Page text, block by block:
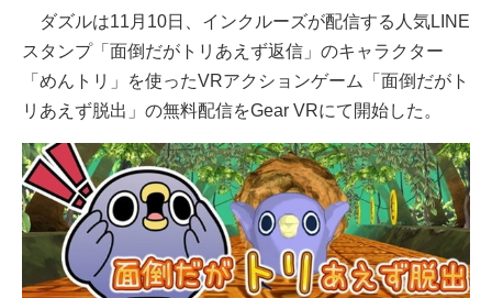
ダズルは11月10日、インクルーズが配信する人気LINE
スタンプ「面倒だがトリあえず返信」のキャラクター
「めんトリ」を使ったVRアクションゲーム「面倒だがト
リあえず脱出」の無料配信をGear VRにて開始した。